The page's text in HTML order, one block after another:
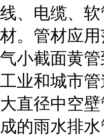
线、电缆、
材。管材应
气小截面黄
工业和城市管
大直径中空
成的雨水排